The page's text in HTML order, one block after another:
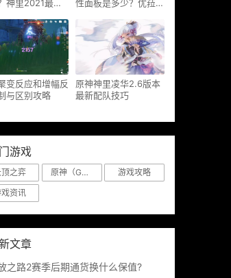
神里2021最新
性面板是多少？优菈大
变反应和增幅反
与区别攻略
原神神里凌华2.6版本
最新配队技巧
游戏
之弈 原神（Genshin Impact）
游戏攻略
资讯
文章
之路2赛季后期通货换什么保值?